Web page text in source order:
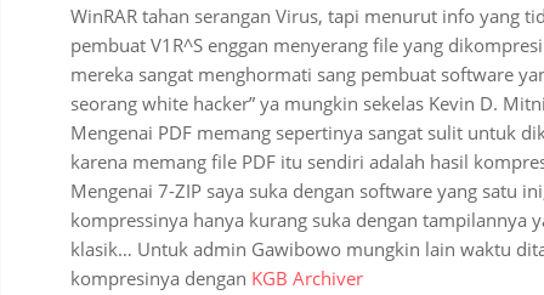
WinRAR tahan serangan Virus, tapi menurut info yang
pembuat V1R^S enggan menyerang file yang
mereka sangat menghormati sang pembuat software
seorang white hacker” ya mungkin sekelas Kevin D.
Mengenai PDF memang sepertinya sangat sulit untuk
karena memang file PDF itu sendiri adalah hasil
Mengenai 7-ZIP saya suka dengan software yang satu
kompressinya hanya kurang suka dengan tampilannya
klasik… Untuk admin Gawibowo mungkin lain waktu
kompresinya dengan KGB Archiver